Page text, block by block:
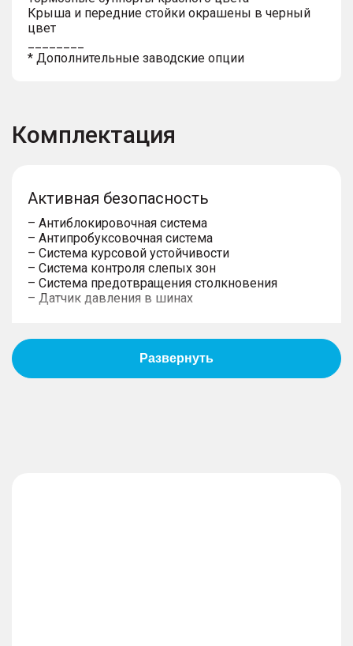
Крыша и передние стойки окрашены в черный
цвет
* Дополнительные заводские опции
Комплектация
Активная безопасность
– Антиблокировочная система
– Антипробуксовочная система
– Система курсовой устойчивости
– Система контроля слепых зон
– Система предотвращения столкновения
– Датчик давления в шинах
Пассивная безопасность